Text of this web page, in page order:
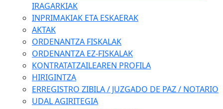
IRAGARKIAK
INPRIMAKIAK ETA ESKAERAK
AKTAK
ORDENANTZA FISKALAK
ORDENANTZA EZ-FISKALAK
KONTRATATZAILEAREN PROFILA
HIRIGINTZA
ERREGISTRO ZIBILA / JUZGADO DE PAZ / NOTARIO
UDAL AGIRITEGIA